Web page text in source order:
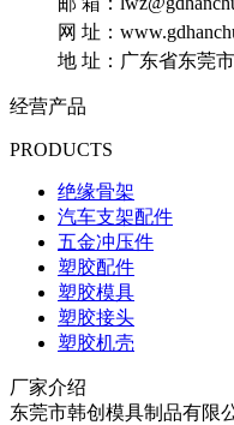
网 址：
地 址：广东省东莞
经营产品
PRODUCTS
绝缘骨架
汽车支架配件
五金冲压件
塑胶配件
塑胶模具
塑胶接头
塑胶机壳
厂家介绍
东莞市韩创模具制品有限